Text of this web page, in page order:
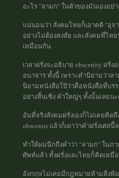
อะไร "ลามก" ในตัวของมันเองอย่
แน่นอนว่า สังคมไทยก็เอาคติ "อุ
อย่างไม่ต้องสงสัย และสังคมที่ไท
เหมือนกัน
เวลาฝรั่งจะอธิบาย obscenity ฝรั่
อนาจาร ทั้งนี้ เพราะคำนิยามว่า
นิยามหนังสือโป๊ว่าคือหนังสือที่บร
อย่างสิ้นเชิง คำใหญ่ๆ ทั้งนั้นเลยน
อันที่จริงสังคมฝรั่งเองก็ไม่เคยคิด
obscenus แล้วก็เดาว่าคำฝรั่งเศส
ทำให้ผมนึกถึงคำว่า "ลามก" ในภ
ศัพท์แล้ว ทั้งฝรั่งและไทยก็คิดเหมื
อังกฤษไม่เคยมีกฎหมายห้ามสิ่งพิ